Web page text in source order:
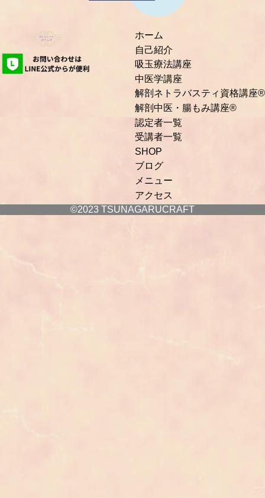
ホーム
自己紹介
吸玉療法講座
中医学講座
解剖ネトラバスティ資格講座®
解剖中医・腸もみ講座®
認定者一覧
受講者一覧
SHOP
ブログ
メニュー
アクセス
©2023 TSUNAGARUCRAFT